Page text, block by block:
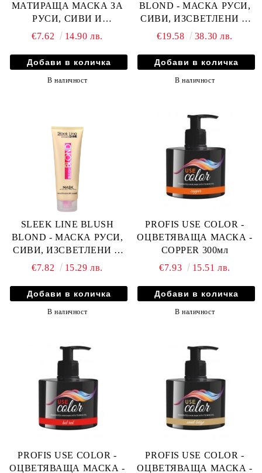
МАТИРАЩА МАСКА ЗА
РУСИ, СИВИ И
ИЗСВЕТЛЕНИ КОСИ С
ПРОТЕИНИ, КОЕНЗИМ
Q10 И СЕРАМИДИ 250мл
€7.62 14.90 лв.
В наличност
BLOND - МАСКА РУСИ,
СИВИ, ИЗСВЕТЛЕНИ И
ЧЕРВЕНИ КОСИ С
ПРОТЕИНИ, КОЕНЗИМ
Q10 И СЕРАМИДИ 1000мл
€19.58 38.30 лв.
В наличност
SLEEK LINE BLUSH
BLOND - МАСКА РУСИ,
СИВИ, ИЗСВЕТЛЕНИ И
ЧЕРВЕНИ КОСИ С
ПРОТЕИНИ, КОЕНЗИМ
Q10 И СЕРАМИДИ 250мл
€7.82 15.29 лв.
В наличност
PROFIS USE COLOR -
ОЦВЕТЯВАЩА МАСКА -
COPPER 300мл
€7.93
15.51 лв.
В наличност
PROFIS USE COLOR -
ОЦВЕТЯВАЩА МАСКА -
PROFIS USE COLOR -
ОЦВЕТЯВАЩА МАСКА -